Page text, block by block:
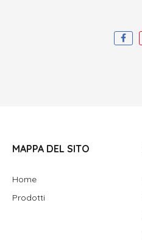
MAPPA DEL SITO
Home
Prodotti